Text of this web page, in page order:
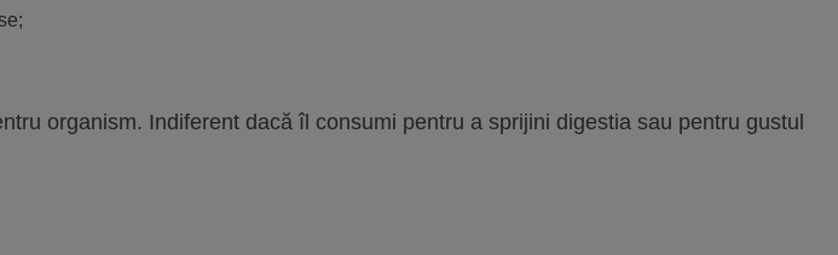
organism. Indiferent dacă îl consumi pentru a sprijini digestia sau pentru gustul